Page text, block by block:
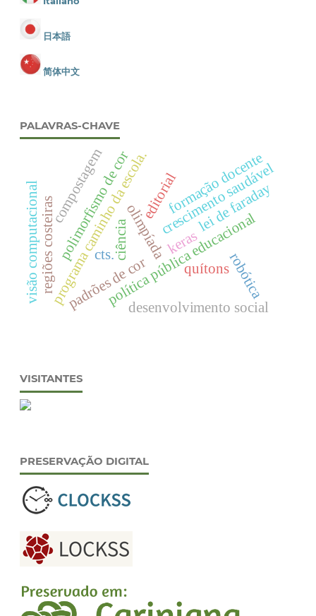
日本語
简体中文
PALAVRAS-CHAVE
editorial
olimpíada
política pública educacional
programa caminho da escola.
padrões de cor
polimorfismo de cor
quítons
regiões costeiras robótica
visão computacional keras
desenvolvimento social
crescimento saudável
formação docente
cts.
compostagem lei de faraday
ciência
VISITANTES
PRESERVAÇÃO DIGITAL